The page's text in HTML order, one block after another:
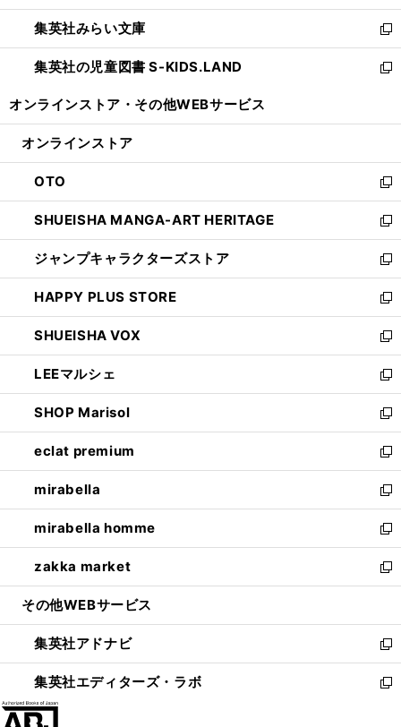
開
く
ウ
で
開
く
ン
ド
ウ
で
ウ
ィ
ン
ド
開
集英社みらい文庫
新
し
い
ン
ウ
で
開
く
集英社の児童図書 S-KIDS.LAND
新
ウ
ン
ド
ウ
で
開
く
オンラインストア・ その他WEBサービス
オンラインストア
OTO
新
し
い
ウ
ィ
ン
ド
ウ
で
開
く
SHUEISHA MANGA-ART HERITAGE
新
し
い
ウ
ィ
ン
ド
ウ
で
開
く
ジャンプキャラクターズストア
新
し
い
ウ
ィ
ン
ド
ウ
で
開
く
HAPPY PLUS STORE
新
し
い
ウ
ィ
ン
ド
ウ
で
開
く
SHUEISHA VOX
新
し
い
ウ
ィ
ン
ド
ウ
で
開
く
LEEマルシェ
新
し
い
ウ
ィ
ン
ド
ウ
で
開
く
SHOP Marisol
新
し
い
ウ
ィ
ン
ド
ウ
で
開
eclat premium
新
し
い
ウ
ィ
ン
ド
ウ
開
く
mirabella
新
し
い
ウ
ィ
ン
ウ
で
開
く
mirabella homme
新
し
い
ウ
ン
ド
ウ
で
zakka market
新
し
ウ
ィ
ン
ド
その他WEBサービス
集英社アドナビ
新
し
い
集英社エディターズ・ラボ
新